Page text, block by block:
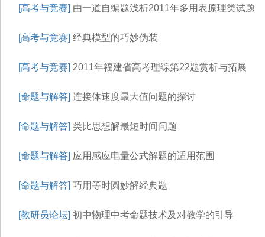
[高考与竞赛] 由一道自编题浅析2011年多用表原理类试题
[高考与竞赛] 经典模型的巧妙伪装
[高考与竞赛] 2011年福建省高考理综第22题赏析与拓展
[命题与解答] 连接体速度最大值问题的探讨
[命题与解答] 类比思想解最短时间问题
[命题与解答] 应用感应电量公式解题的适用范围
[命题与解答] 巧用等时圆妙解经典题
[教研员论坛] 初中物理中考命题技术及对教学的引导